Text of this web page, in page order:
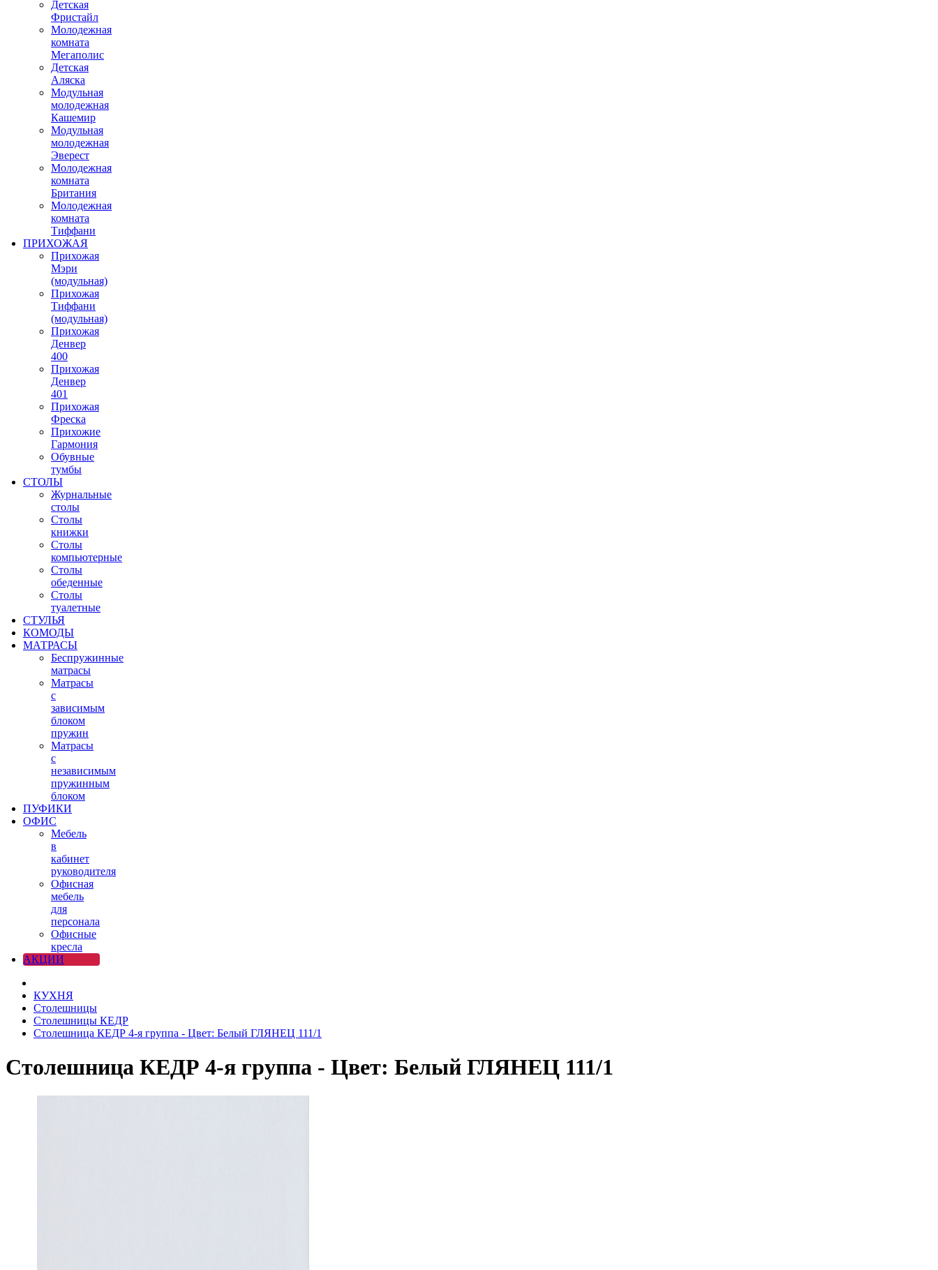
Детская
Фристайл
Молодежная
комната
Мегаполис
Детская
Аляска
Модульная
молодежная
Кашемир
Модульная
молодежная
Эверест
Молодежная
комната
Британия
Молодежная
комната
Тиффани
ПРИХОЖАЯ
Прихожая
Мэри
(модульная)
Прихожая
Тиффани
(модульная)
Прихожая
Денвер
400
Прихожая
Денвер
401
Прихожая
Фреска
Прихожие
Гармония
Обувные
тумбы
СТОЛЫ
Журнальные
столы
Столы
книжки
Столы
компьютерные
Столы
обеденные
Столы
туалетные
СТУЛЬЯ
КОМОДЫ
МАТРАСЫ
Беспружинные
матрасы
Матрасы
с
зависимым
блоком
пружин
Матрасы
с
независимым
пружинным
блоком
ПУФИКИ
ОФИС
Мебель
в
кабинет
руководителя
Офисная
мебель
для
персонала
Офисные
кресла
АКЦИИ
КУХНЯ
Столешницы
Столешницы КЕДР
Столешница КЕДР 4-я группа - Цвет: Белый ГЛЯНЕЦ 111/1
Столешница КЕДР 4-я группа - Цвет: Белый ГЛЯНЕЦ 111/1